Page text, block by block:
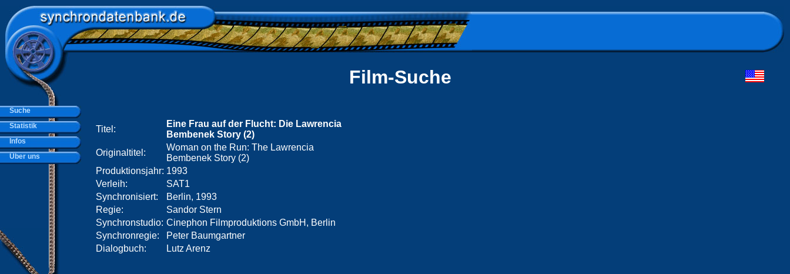
Film-Suche
Titel:
Eine Frau auf der Flucht: Die Lawrencia
Bembenek Story (2)
Originaltitel:
Woman on the Run: The Lawrencia
Bembenek Story (2)
Produktionsjahr: 1993
Verleih:
SAT1
Synchronisiert:
Berlin, 1993
Regie:
Sandor Stern
Synchronstudio: Cinephon Filmproduktions GmbH, Berlin
Synchronregie:
Peter Baumgartner
Dialogbuch:
Lutz Arenz
Suche
Statistik
Infos
Über uns